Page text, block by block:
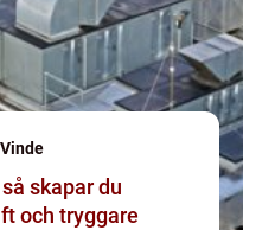
skapar du
och tryggare